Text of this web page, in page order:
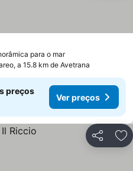
para o marVer preços
a 15.8 km de Avetrana
preços
Ver preços
Partilhar